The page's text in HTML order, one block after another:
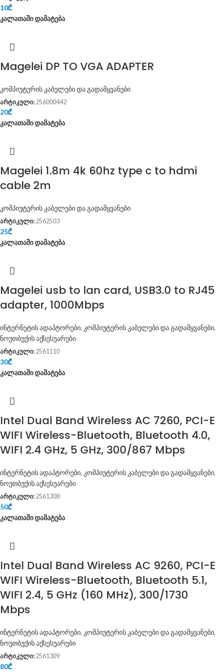
10₾
კალათაში დამატება
Magelei DP TO VGA ADAPTER
კომპიუტერის კაბელები და გადამყვანები
არტიკული: 256000442
20₾
კალათაში დამატება
Magelei 1.8m 4k 60hz type c to hdmi
cable 2m
კომპიუტერის კაბელები და გადამყვანები
არტიკული: 2562503
25₾
კალათაში დამატება
Magelei usb to lan card, USB3.0 to RJ45
adapter, 1000Mbps
ინტერნეტის ადაპტორები, კომპიუტერის კაბელები და გადამყვანები,
ნოუთბუქის აქსესუარები
არტიკული: 2561110
30₾
კალათაში დამატება
Intel Dual Band Wireless AC 7260, PCI-E
WIFI Wireless-Bluetooth, Bluetooth 4.0,
WIFI 2.4 GHz, 5 GHz, 300/867 Mbps
ინტერნეტის ადაპტორები, კომპიუტერის კაბელები და გადამყვანები,
ნოუთბუქის აქსესუარები
არტიკული: 2561308
50₾
კალათაში დამატება
Intel Dual Band Wireless AC 9260, PCI-E
WIFI Wireless-Bluetooth, Bluetooth 5.1,
WIFI 2.4, 5 GHz (160 MHz), 300/1730
Mbps
ინტერნეტის ადაპტორები, კომპიუტერის კაბელები და გადამყვანები,
ნოუთბუქის აქსესუარები
არტიკული: 2561309
80₾